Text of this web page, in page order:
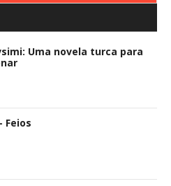
Uma novela turca para
Feios